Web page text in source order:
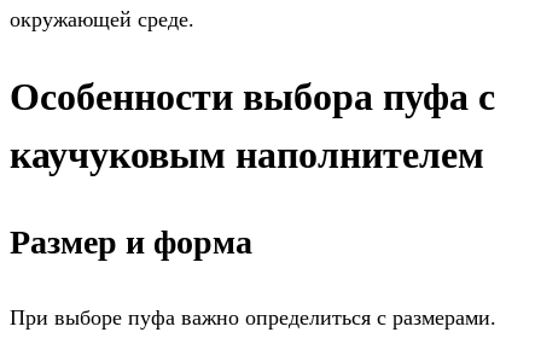
окружающей среде.
Особенности выбора пуфа с
каучуковым наполнителем
Размер и форма
При выборе пуфа важно определиться с размерами.